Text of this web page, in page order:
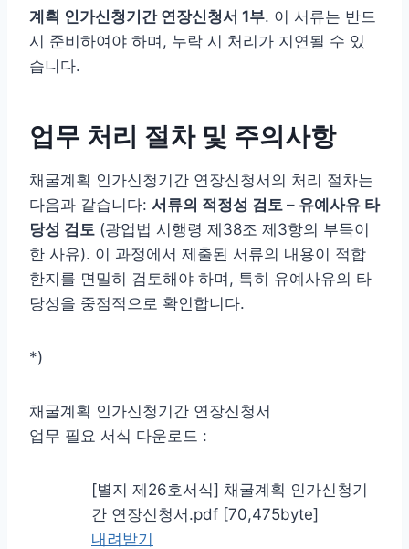
계획 인가신청기간 연장신청서 1부. 이 서류는 반드
시 준비하여야 하며, 누락 시 처리가 지연될 수 있
습니다.
업무 처리 절차 및 주의사항
채굴계획 인가신청기간 연장신청서의 처리 절차는
다음과 같습니다: 서류의 적정성 검토 – 유예사유 타
당성 검토 (광업법 시행령 제38조 제3항의 부득이
한 사유). 이 과정에서 제출된 서류의 내용이 적합
한지를 면밀히 검토해야 하며, 특히 유예사유의 타
당성을 중점적으로 확인합니다.
*)
채굴계획 인가신청기간 연장신청서
업무 필요 서식 다운로드 :
[별지 제26호서식] 채굴계획 인가신청기
간 연장신청서.pdf [70,475byte]
내려받기